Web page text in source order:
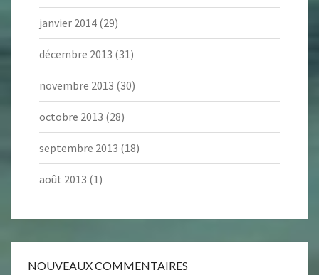
janvier 2014 (29)
décembre 2013 (31)
novembre 2013 (30)
octobre 2013 (28)
septembre 2013 (18)
août 2013 (1)
NOUVEAUX COMMENTAIRES